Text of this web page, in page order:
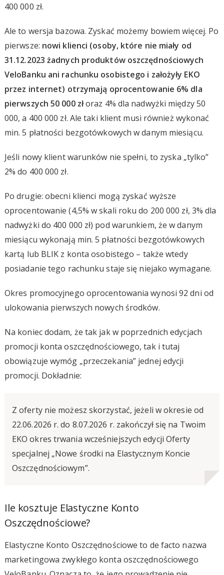
400 000 zł.
Ale to wersja bazowa. Zyskać możemy bowiem więcej. Po
pierwsze: nowi klienci (osoby, które nie miały od
31.12.2023 żadnych produktów oszczędnościowych
VeloBanku ani rachunku osobistego i założyły EKO
przez internet) otrzymają oprocentowanie 6% dla
pierwszych 50 000 złoraz 4% dla nadwyżki między 50
000, a 400 000 zł. Ale taki klient musi również wykonać
min. 5 płatności bezgotówkowych w danym miesiącu.
Jeśli nowy klient warunków nie spełni, to zyska „tylko”
2% do 400 000 zł.
Po drugie: obecni klienci mogą zyskać wyższe
oprocentowanie (4,5% w skali roku do 200 000 zł, 3% dla
nadwyżki do 400 000 zł) pod warunkiem, że w danym
miesiącu wykonają min. 5 płatności bezgotówkowych
kartą lub BLIK z konta osobistego – także wtedy
posiadanie tego rachunku staje się niejako wymagane.
Okres promocyjnego oprocentowania wynosi 92 dni od
ulokowania pierwszych nowych środków.
Na koniec dodam, że tak jak w poprzednich edycjach
promocji konta oszczędnościowego, tak i tutaj
obowiązuje wymóg „przeczekania” jednej edycji
promocji. Dokładnie:
Z oferty nie możesz skorzystać, jeżeli w okresie od
22.06.2026 r. do 8.07.2026 r. zakończył się na Twoim
EKO okres trwania wcześniejszych edycji Oferty
specjalnej „Nowe środki na Elastycznym Koncie
Oszczędnościowym”.
Ile kosztuje Elastyczne Konto
Oszczędnościowe?
Elastyczne Konto Oszczędnościowe to de facto nazwa
marketingowa zwykłego konta oszczędnościowego